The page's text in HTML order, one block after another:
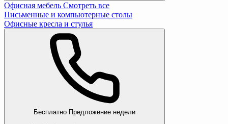
Офисная мебель Смотреть все
Письменные и компьютерные столы
Офисные кресла и стулья
Бесплатно Предложение недели